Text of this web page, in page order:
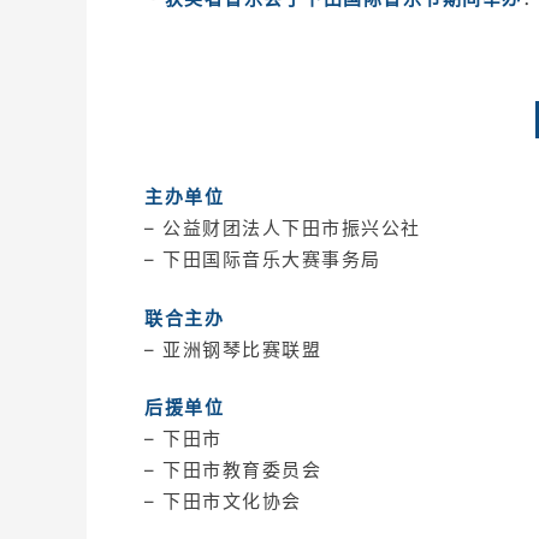
主办单位
– 公益财团法人下田市振兴公社
– 下田国际音乐大赛事务局
联合主办
– 亚洲钢琴比赛联盟
后援单位
– 下田市
– 下田市教育委员会
– 下田市文化协会